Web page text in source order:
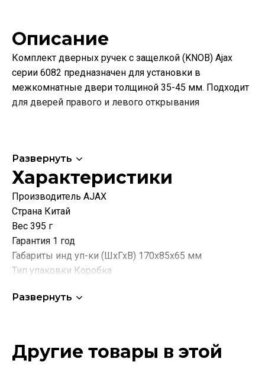
Описание
Комплект дверных ручек с защелкой (KNOB) Ajax
серии 6082 предназначен для установки в
межкомнатные двери толщиной 35-45 мм. Подходит
для дверей правого и левого открывания
Развернуть
Характеристики
Производитель AJAX
Страна Китай
Вес 395 г
Гарантия 1 год
Габариты инд уп-ки (ШхГхВ) 170x85x65 мм
Тип упаковки Коробка
Способ установки Врезной
Развернуть
Другие товары в этой